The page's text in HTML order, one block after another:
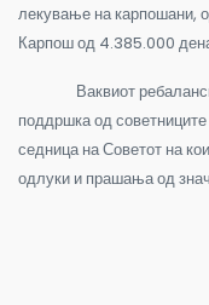
лекување на карпошани,
Карпош од 4.385.000
Ваквиот
поддршка од
седница на Советот на
одлуки и прашања од